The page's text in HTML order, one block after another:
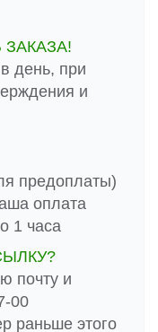
день, при
и
предоплаты)
оплата
1 часа
почту и
00
раньше этого